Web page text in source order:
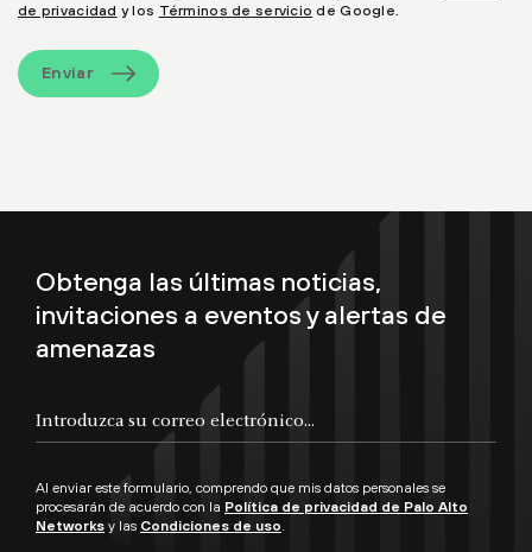
de privacidad y los Términos de servicio de Google.
Enviar
Obtenga las últimas noticias,
invitaciones a eventos y alertas de
amenazas
Al enviar este formulario, comprendo que mis datos personales se
procesarán de acuerdo con la Política de privacidad de Palo Alto
Networks y las Condiciones de uso